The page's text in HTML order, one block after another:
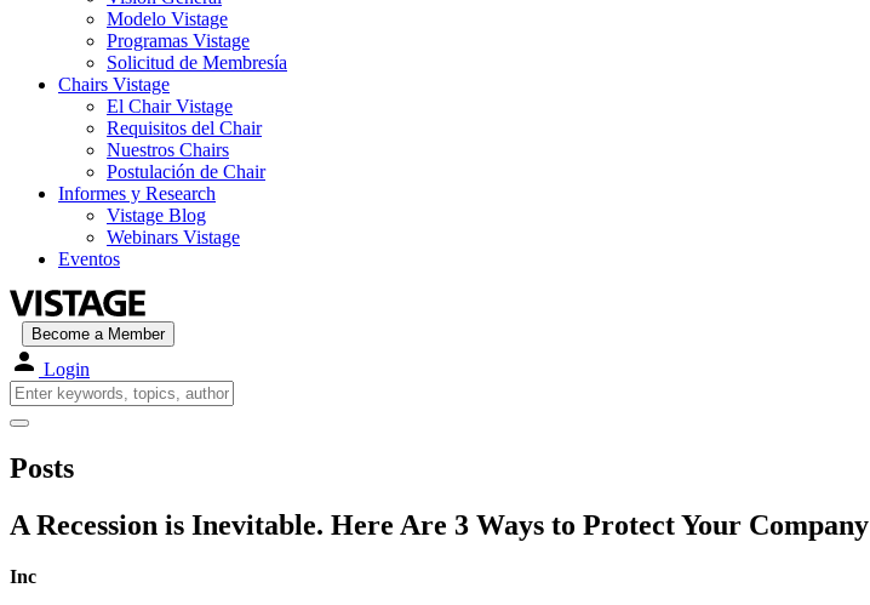
Modelo Vistage
Programas Vistage
Solicitud de Membresía
Chairs Vistage
El Chair Vistage
Requisitos del Chair
Nuestros Chairs
Postulación de Chair
Informes y Research
Vistage Blog
Webinars Vistage
Eventos
Become a Member
Login
Posts
A Recession is Inevitable. Here Are 3 Ways to Protect Your Company
Inc